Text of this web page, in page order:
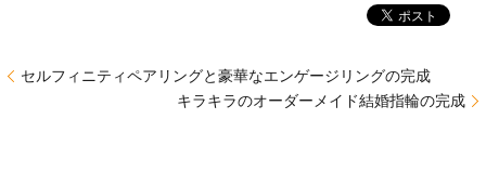
セルフィニティペアリングと豪華なエンゲージリングの完成
キラキラのオーダーメイド結婚指輪の完成